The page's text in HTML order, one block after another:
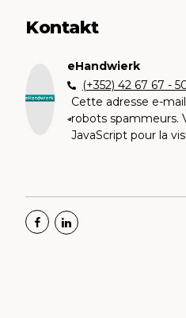
Kontakt
eHandwierk
(+352) 42 67 67 -
Cette adresse e-
robots spammeurs.
JavaScript pour la